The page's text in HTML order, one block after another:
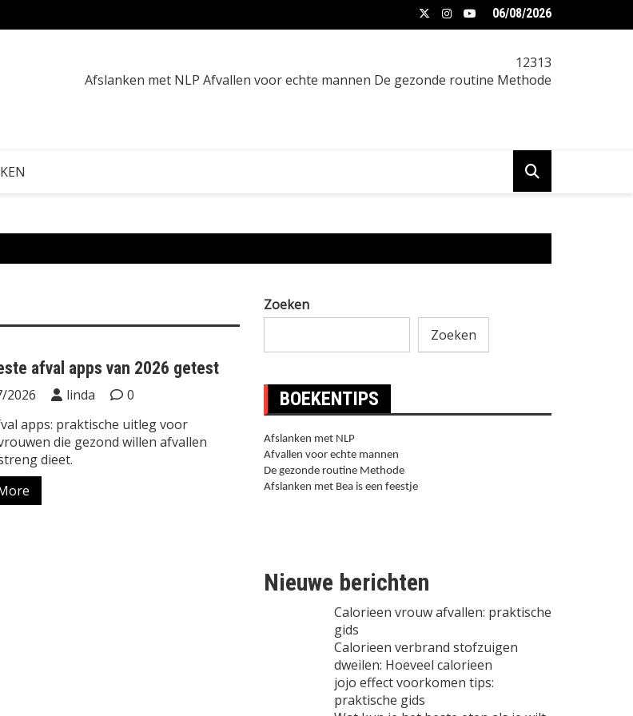
Calorieen vrouw afvallen: praktische gids 06/08/2026
12313
Afslanken met NLP Afvallen voor echte mannen De gezonde routine Methode
afval apps van 2026 getest
2026 linda
0
apps: praktische uitleg voor
die gezond willen afvallen
dieet.
Zoeken
Zoeken
BOEKENTIPS
Afslanken met NLP
Afvallen voor echte mannen
De gezonde routine Methode
Afslanken met Bea is een feestje
Nieuwe berichten
Calorieen vrouw afvallen: praktische
gids
Calorieen verbrand stofzuigen
dweilen: Hoeveel calorieen
jojo effect voorkomen tips:
praktische gids